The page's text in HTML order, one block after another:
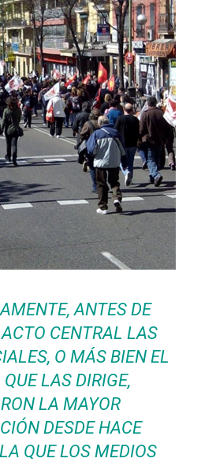
ANTES DE
CENTRAL LAS
O MÁS BIEN EL
LAS DIRIGE,
LA MAYOR
DESDE HACE
QUE LOS MEDIOS